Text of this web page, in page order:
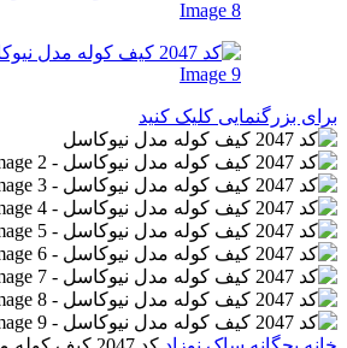
برای بزرگنمایی کلیک کنید